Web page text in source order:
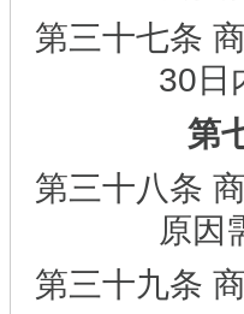
第三十七条
30日
第
第三十八条
原因
第三十九条